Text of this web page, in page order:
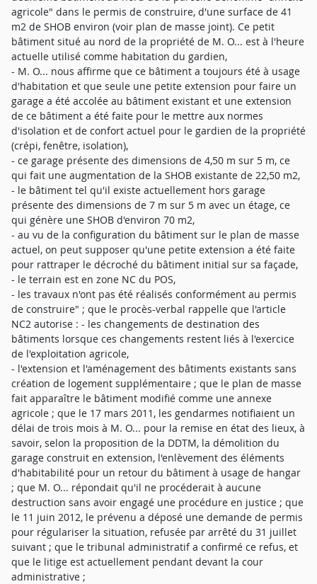
agricole" dans le permis de construire, d'une surface de 41
m2 de SHOB environ (voir plan de masse joint). Ce petit
bâtiment situé au nord de la propriété de M. O... est à l'heure
actuelle utilisé comme habitation du gardien,
- M. O... nous affirme que ce bâtiment a toujours été à usage
d'habitation et que seule une petite extension pour faire un
garage a été accolée au bâtiment existant et une extension
de ce bâtiment a été faite pour le mettre aux normes
d'isolation et de confort actuel pour le gardien de la propriété
(crépi, fenêtre, isolation),
- ce garage présente des dimensions de 4,50 m sur 5 m, ce
qui fait une augmentation de la SHOB existante de 22,50 m2,
- le bâtiment tel qu'il existe actuellement hors garage
présente des dimensions de 7 m sur 5 m avec un étage, ce
qui génère une SHOB d'environ 70 m2,
- au vu de la configuration du bâtiment sur le plan de masse
actuel, on peut supposer qu'une petite extension a été faite
pour rattraper le décroché du bâtiment initial sur sa façade,
- le terrain est en zone NC du POS,
- les travaux n'ont pas été réalisés conformément au permis
de construire" ; que le procès-verbal rappelle que l'article
NC2 autorise : - les changements de destination des
bâtiments lorsque ces changements restent liés à l'exercice
de l'exploitation agricole,
- l'extension et l'aménagement des bâtiments existants sans
création de logement supplémentaire ; que le plan de masse
fait apparaître le bâtiment modifié comme une annexe
agricole ; que le 17 mars 2011, les gendarmes notifiaient un
délai de trois mois à M. O... pour la remise en état des lieux, à
savoir, selon la proposition de la DDTM, la démolition du
garage construit en extension, l'enlèvement des éléments
d'habitabilité pour un retour du bâtiment à usage de hangar
; que M. O... répondait qu'il ne procéderait à aucune
destruction sans avoir engagé une procédure en justice ; que
le 11 juin 2012, le prévenu a déposé une demande de permis
pour régulariser la situation, refusée par arrêté du 31 juillet
suivant ; que le tribunal administratif a confirmé ce refus, et
que le litige est actuellement pendant devant la cour
administrative ;